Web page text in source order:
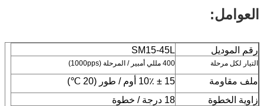
العوامل:
رقم الموديل SM15-45L
التيار لكل مرحلة 400 مللي أمبير / المرحلة (1000pps)
ملف مقاومة
15 ± 10٪ أوم / طور (20 ℃)
زاوية الخطوة
18 درجة / خطوة